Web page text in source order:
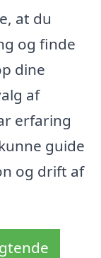
at du
og finde
dine
af
erfaring
guide
og drift af